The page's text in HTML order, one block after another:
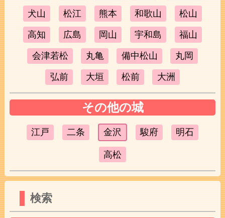
犬山 松江 熊本 和歌山 松山
高知 広島 岡山 宇和島 福山
会津若松 丸亀 備中松山 丸岡
弘前 大垣 松前 大洲
その他の城
江戸 二条 金沢 駿府 明石
高松
検索